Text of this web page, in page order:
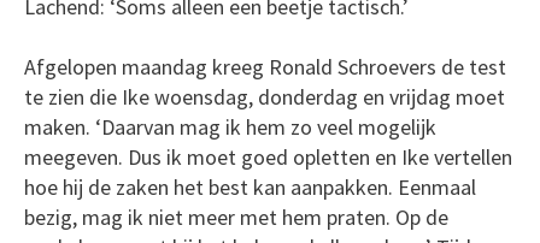
Lachend: ‘Soms alleen een beetje tactisch.’
Afgelopen maandag kreeg Ronald Schroevers de test
te zien die Ike woensdag, donderdag en vrijdag moet
maken. ‘Daarvan mag ik hem zo veel mogelijk
meegeven. Dus ik moet goed opletten en Ike vertellen
hoe hij de zaken het best kan aanpakken. Eenmaal
bezig, mag ik niet meer met hem praten. Op de